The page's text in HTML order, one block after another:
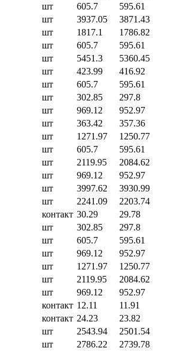
шт 605.7
595.61
шт 3937.05
3871.43
шт 1817.1
1786.82
шт 605.7
595.61
шт 5451.3
5360.45
шт 423.99
416.92
шт 605.7
595.61
шт 302.85
297.8
шт 969.12
952.97
шт 363.42
357.36
шт 1271.97
1250.77
шт 605.7
595.61
шт 2119.95
2084.62
шт 969.12
952.97
шт 3997.62
3930.99
шт 2241.09
2203.74
контакт 30.29
29.78
шт 302.85
297.8
шт 605.7
595.61
шт 969.12
952.97
шт 1271.97
1250.77
шт 2119.95
2084.62
шт 969.12
952.97
контакт 12.11
11.91
контакт 24.23
23.82
шт 2543.94
2501.54
шт 2786.22
2739.78